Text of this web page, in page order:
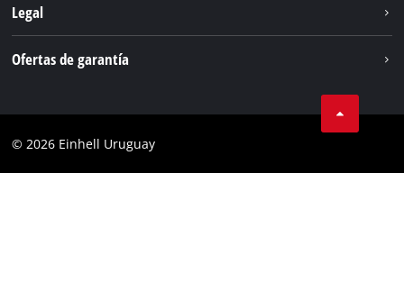
Servicio
Legal
Cumplimiento
Ofertas de garantía
Garantía PurePower Brushless
© 2026 Einhell Uruguay